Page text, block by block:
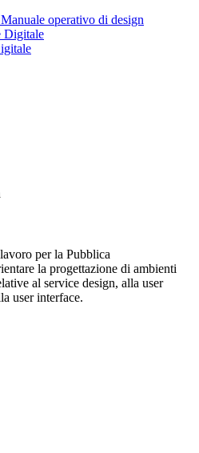
operativo di design
per la Pubblica
la progettazione di ambienti
al service design, alla user
user interface.